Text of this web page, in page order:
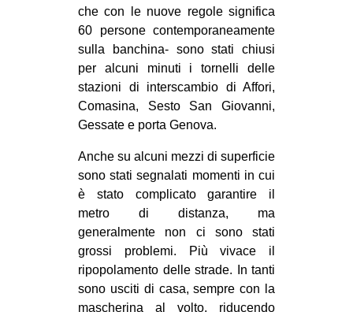
che con le nuove regole significa
60 persone contemporaneamente
sulla banchina- sono stati chiusi
per alcuni minuti i tornelli delle
stazioni di interscambio di Affori,
Comasina, Sesto San Giovanni,
Gessate e porta Genova.
Anche su alcuni mezzi di superficie
sono stati segnalati momenti in cui
è stato complicato garantire il
metro di distanza, ma
generalmente non ci sono stati
grossi problemi. Più vivace il
ripopolamento delle strade. In tanti
sono usciti di casa, sempre con la
mascherina al volto, riducendo